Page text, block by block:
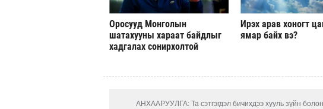
Оросууд Монголын
шатахууны хараат байдлыг
хадгалах сонирхолтой
Ирэх арав хоногт
ямар байх вэ?
АНХААРУУЛГА: Та сэтгэгдэл бичихдээ хууль зүйн